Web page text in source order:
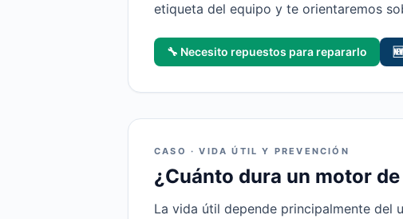
etiqueta del equipo y te orientaremos
🔧 Necesito repuestos para repararlo
CASO · VIDA ÚTIL Y PREVENCIÓN
¿Cuánto dura un motor
La vida útil depende principalmente del